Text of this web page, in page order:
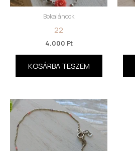
Bokaláncok
22
4.000 Ft
KOSÁRBA TESZEM